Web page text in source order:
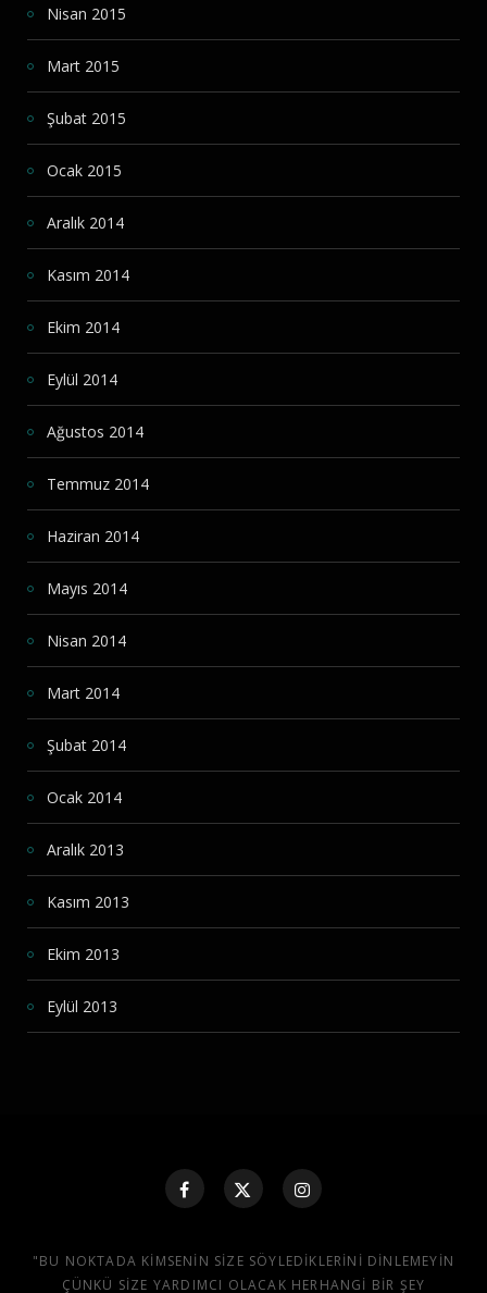
Nisan 2015
Mart 2015
Şubat 2015
Ocak 2015
Aralık 2014
Kasım 2014
Ekim 2014
Eylül 2014
Ağustos 2014
Temmuz 2014
Haziran 2014
Mayıs 2014
Nisan 2014
Mart 2014
Şubat 2014
Ocak 2014
Aralık 2013
Kasım 2013
Ekim 2013
Eylül 2013
"BU NOKTADA KIMSENIN SIZE SÖYLEDIKLERINI DINLEMEYIN
ÇÜNKÜ SIZE YARDIMCI OLACAK HERHANGI BIR ŞEY